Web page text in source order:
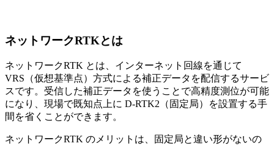
ネットワークRTKとは
ネットワークRTK とは、インターネット回線を通じて
VRS（仮想基準点）方式による補正データを配信するサービ
スです。受信した補正データを使うことで高精度測位が可能
になり、現場で既知点上に D-RTK2（固定局）を設置する手
間を省くことができます。
ネットワークRTK のメリットは、固定局と違い形がないの